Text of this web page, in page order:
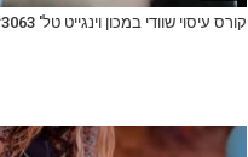
קורס עיסוי שוודי במכון וינגייט טל' 3063*